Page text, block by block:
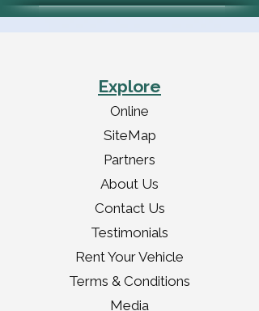
Explore
Online
SiteMap
Partners
About Us
Contact Us
Testimonials
Rent Your Vehicle
Terms & Conditions
Media